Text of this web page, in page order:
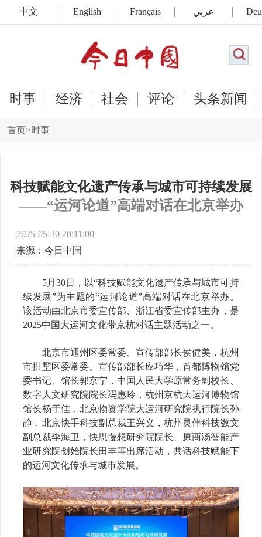
中文 English Français عربي
时事 经济 社会 评论 头条新闻
首页>时事
科技赋能文化遗产传承与城市可持续发展
——“运河论道”高端对话在北京举办
2025-05-30 20:11:00
来源：今日中国
5月30日，以“科技赋能文化遗产传承与城市可持
续发展”为主题的“运河论道”高端对话在北京举办。
该活动由北京市委宣传部、浙江省委宣传部主办 ， 是
2025中国大运河文化带京杭对话主题活动之一。
北京市通州区委常委、宣传部部长侯健美，杭州
市拱墅区委常委、宣传部部长应巧华，首都博物馆党
委书记、馆长郭京宁， 中国人民大学原常务副校长、
数字人文研究院院长冯惠玲，杭州京杭大运河博物馆
馆长杨于佳，北京物资学院大运河研究院执行院长孙
静，北京快手科技副总裁王兴义，杭州灵伴科技数文
副总裁季海卫，快思慢想研究院院长、原商汤智能产
业研究院创始院长田丰等出席活动，共话科技赋能下
的运河文化传承与城市发展。